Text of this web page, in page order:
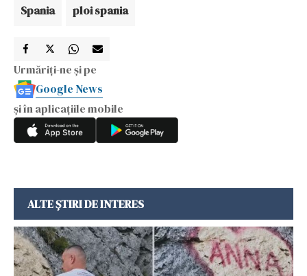
Spania ploi spania
Urmăriți-ne și pe
Google News
și în aplicațiile mobile
ALTE ȘTIRI DE INTERES